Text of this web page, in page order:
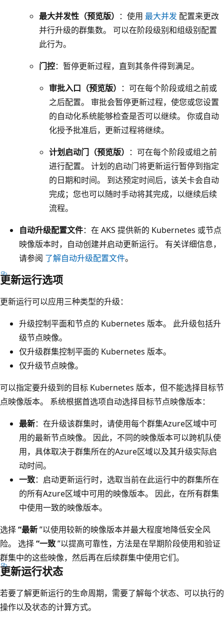
最大并发性（预览版） ：使用 最大并发 配置来更改
并行升级的群集数。 可以在阶段级别和组级别配置
此行为。
门控：暂停更新过程，直到其条件得到满足。
审批入口（预览版） ：可在每个阶段或组之前或
之后配置。 审批会暂停更新过程，使您或您设置
的自动化系统能够检查是否可以继续。 你或自动
化授予批准后，更新过程将继续。
计划启动门（预览版） ：可在每个阶段或组之前
进行配置。 计划的启动门将更新运行暂停到指定
的日期和时间。 到达预定时间后，该关卡会自动
完成；您也可以随时手动将其完成，以继续后续
流程。
自动升级配置文件：在 AKS 提供新的 Kubernetes 或节点
映像版本时，自动创建并启动更新运行。 有关详细信息，
请参阅 了解自动升级配置文件。
更新运行选项
更新运行可以应用三种类型的升级：
升级控制平面和节点的 Kubernetes 版本。 此升级包括升
级节点映像。
仅升级群集控制平面的 Kubernetes 版本。
仅升级节点映像。
可以指定要升级到的目标 Kubernetes 版本，但不能选择目标节
点映像版本。 系统根据首选项自动选择目标节点映像版本：
最新：在升级该群集时，请使用每个群集Azure区域中可
用的最新节点映像。 因此，不同的映像版本可以跨机队使
用，具体取决于群集所在的Azure区域以及其升级实际启
动时间。
一致：启动更新运行时，选取当前在此运行中的群集所在
的所有Azure区域中可用的映像版本。 因此，在所有群集
中使用一致的映像版本。
选择“最新”以使用较新的映像版本并最大程度地降低安全风
险。 选择“一致”以提高可靠性，方法是在早期阶段使用和验证
群集中的这些映像，然后再在后续群集中使用它们。
更新运行状态
若要了解更新运行的生命周期，需要了解每个状态、可以执行的
操作以及状态的计算方式。